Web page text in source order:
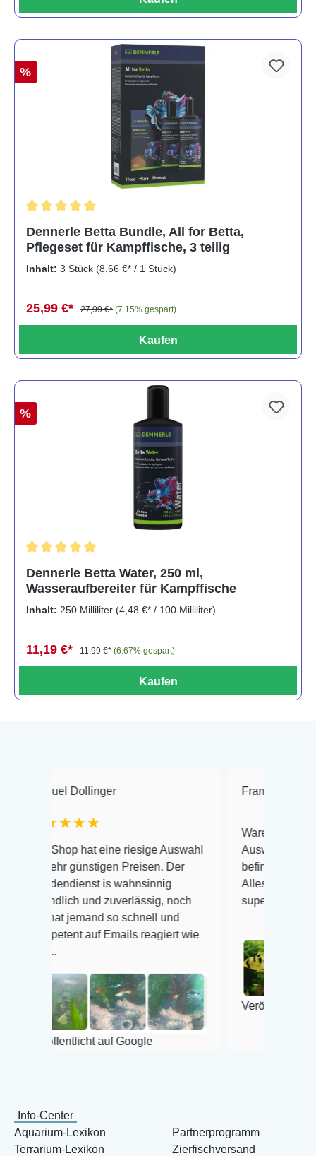
%
Dennerle Betta Bundle, All for Betta,
Pflegeset für Kampffische, 3 teilig
Inhalt: 3 Stück (8,66 €* / 1 Stück)
25,99 €* 27,99 €* (7.15% gespart)
Kaufen
%
Dennerle Betta Water, 250 ml,
Wasseraufbereiter für Kampffische
Inhalt: 250 Milliliter (4,48 €* / 100 Milliliter)
11,19 €* 11,99 €* (6.67% gespart)
Kaufen
hat eine riesige Auswahl
Preisen. Der
is wahnsinnig
und zuverlässig, noch
so schnell und
auf Emails reagiert wie
auf Google
Frank Hackmayer
Warenanlieferung Top und
Auswahl plus
befinden der Fische
Alles ist quick lebendig und
super Zustand. Gerne
Veröffentlicht auf Google
Info-Center
Aquarium-Lexikon
Terrarium-Lexikon
Partnerprogramm
Zierfischversand